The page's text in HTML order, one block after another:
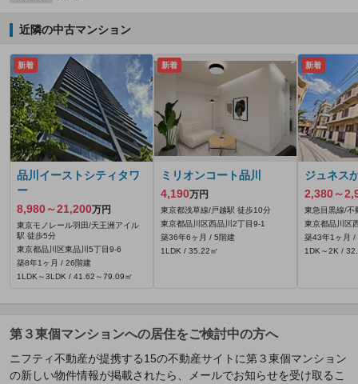
近隣の中古マンション
新着
品川イーストシティタワ
ー
8,980～21,200万円
東京モノレール羽田/天王洲アイル
駅 徒歩5分
東京都品川区東品川5丁目9-6
築8年1ヶ月 / 26階建
1LDK～3LDK / 41.62～79.09㎡
新着
ミリオンコート品川
4,190万円
東京都浅草線/戸越駅 徒歩10分
東京都品川区西品川2丁目9-1
築36年6ヶ月 / 5階建
1LDK / 35.22㎡
新着
ジュネス
2,380～
東急目黒線/不
東京都品川区
築43年1ヶ月 /
1DK～2K /
第３東個マンションへの居住をご検討中の方へ
ニフティ不動産が提携する15の不動産サイトに第３東個マンション
の新しい物件情報が掲載されたら、メールでお知らせを受け取るこ